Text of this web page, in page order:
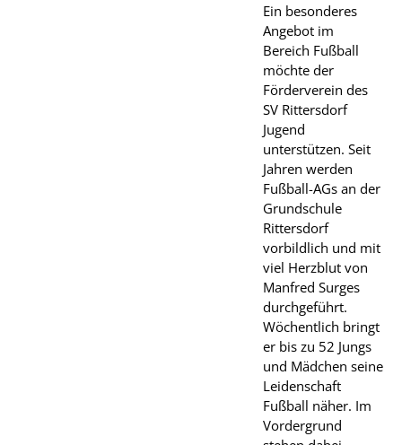
Ein besonderes
Angebot im
Bereich Fußball
möchte der
Förderverein des
SV Rittersdorf
Jugend
unterstützen. Seit
Jahren werden
Fußball-AGs an der
Grundschule
Rittersdorf
vorbildlich und mit
viel Herzblut von
Manfred Surges
durchgeführt.
Wöchentlich bringt
er bis zu 52 Jungs
und Mädchen seine
Leidenschaft
Fußball näher. Im
Vordergrund